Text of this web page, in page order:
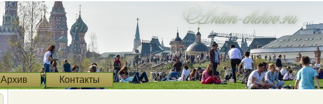
Архив Контакты